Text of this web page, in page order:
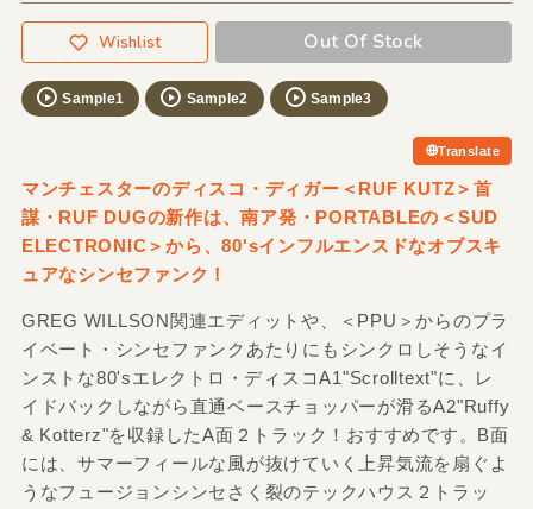
Wishlist Out Of Stock
Sample1 Sample2 Sample3
Translate
マンチェスターのディスコ・ディガー＜RUF KUTZ＞首
謀・RUF DUGの新作は、南ア発・PORTABLEの＜SUD
ELECTRONIC＞から、80'sインフルエンスドなオブスキ
ュアなシンセファンク！
GREG WILLSON関連エディットや、＜PPU＞からのプラ
イベート・シンセファンクあたりにもシンクロしそうなイ
ンストな80'sエレクトロ・ディスコA1"Scrolltext"に、レ
イドバックしながら直通ベースチョッパーが滑るA2"Ruffy
& Kotterz"を収録したA面２トラック！おすすめです。B面
には、サマーフィールな風が抜けていく上昇気流を扇ぐよ
うなフュージョンシンセさく裂のテックハウス２トラッ